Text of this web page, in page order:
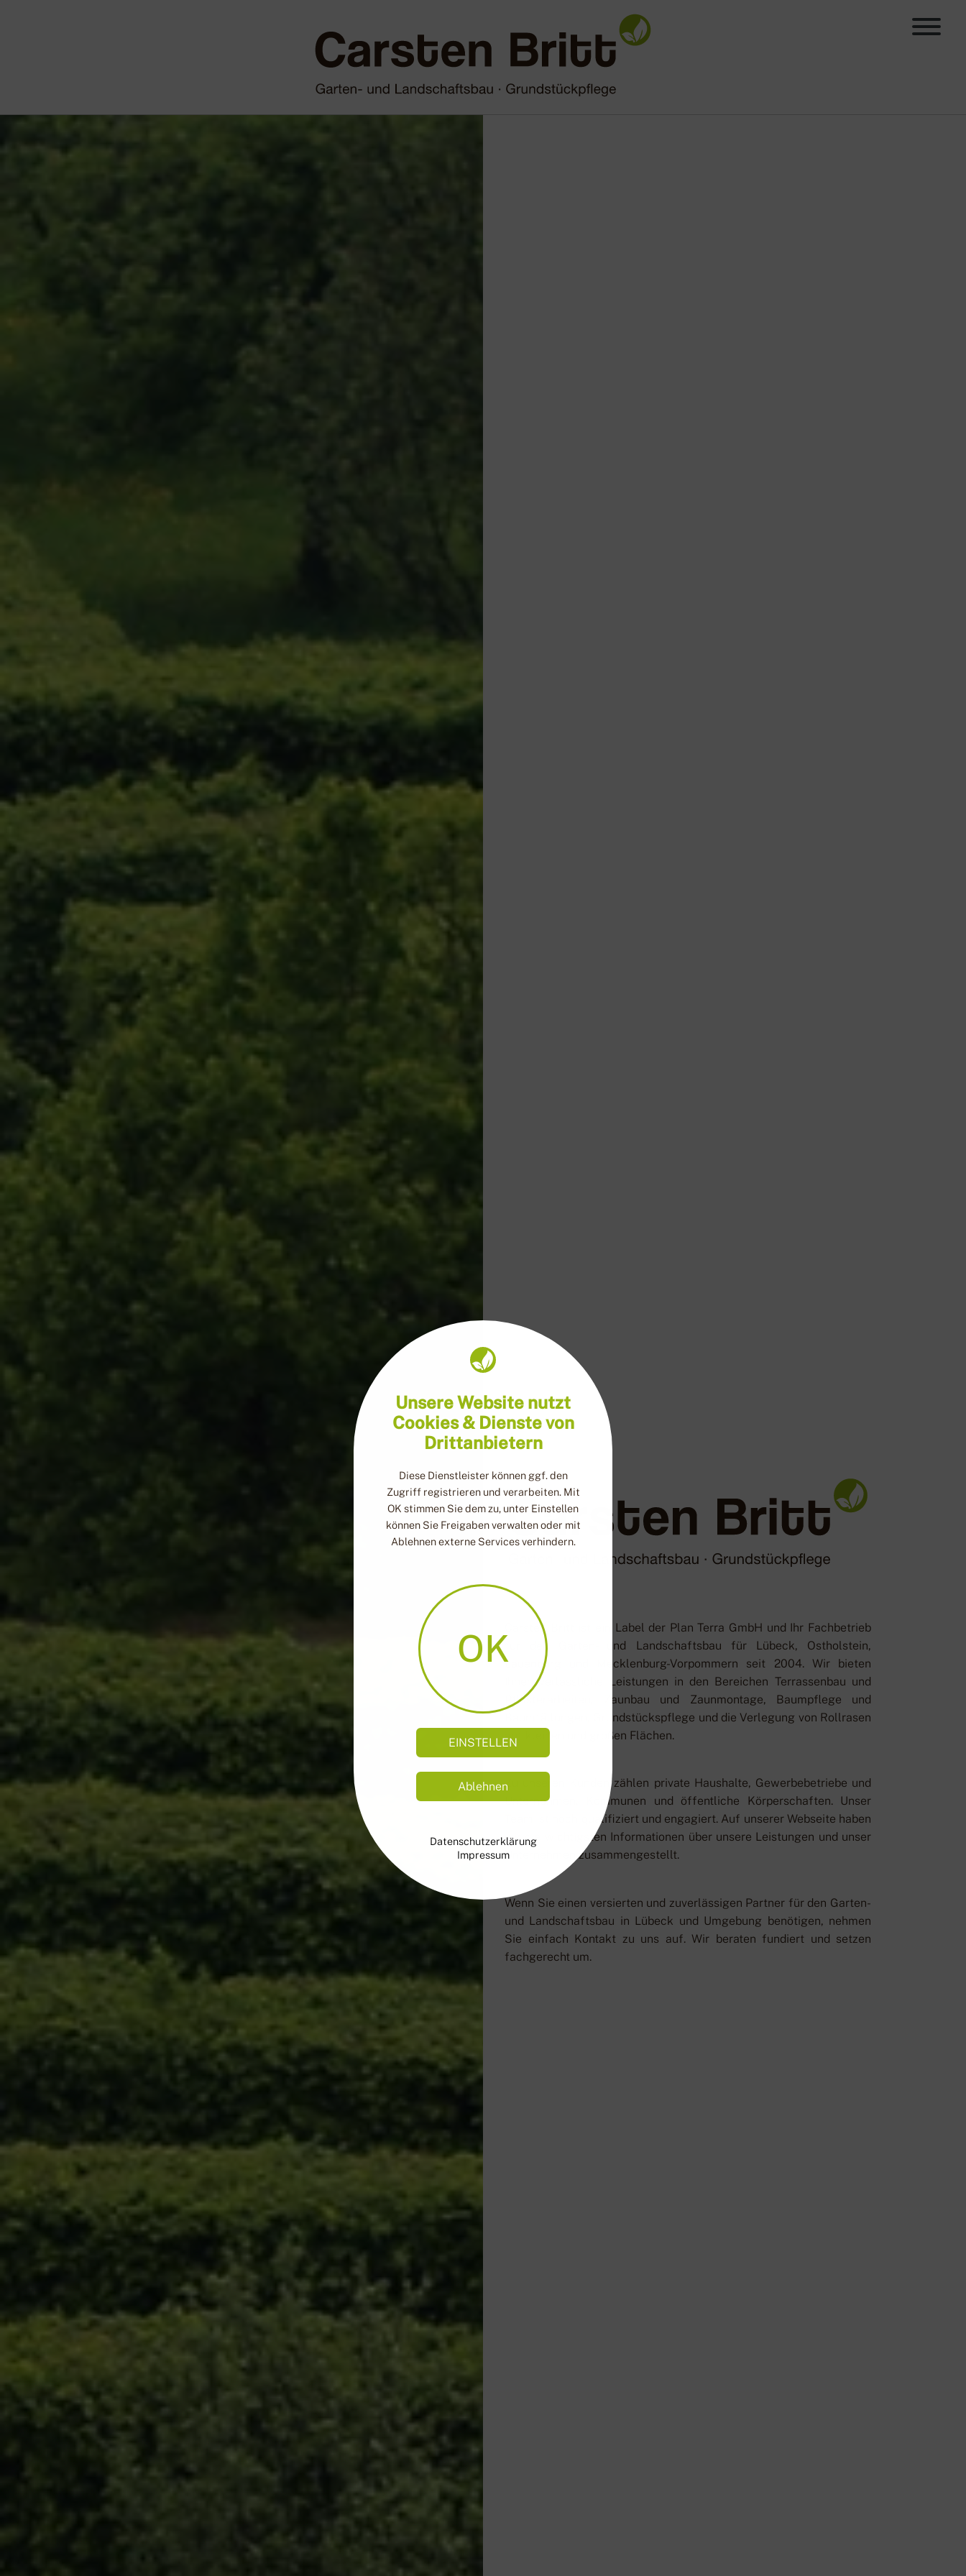
Carsten Britt ist ein Label der Plan Terra GmbH und Ihr Fachbetrieb
für den Garten- und Landschaftsbau für Lübeck, Ostholstein,
Lauenburg und Mecklenburg-Vorpommern seit 2004. Wir bieten
Ihnen verlässliche Leistungen in den Bereichen Terrassenbau und
Pflasterarbeiten, Zaunbau und Zaunmontage, Baumpflege und
Baumfällungen, Grundstückspflege und die Verlegung von Rollrasen
auf kleinen und großen Flächen.
Zu unseren Kunden zählen private Haushalte, Gewerbebetriebe und
Unternehmen, Kommunen und öffentliche Körperschaften. Unser
Team ist hoch qualifiziert und engagiert. Auf unserer Webseite haben
wir die wichtigsten Informationen über unsere Leistungen und unser
Unternehmen zusammengestellt.
Wenn Sie einen versierten und zuverlässigen Partner für den Garten-
und Landschaftsbau in Lübeck und Umgebung benötigen, nehmen
Sie einfach Kontakt zu uns auf. Wir beraten fundiert und setzen
fachgerecht um.
Unsere Website nutzt
Cookies & Dienste von
Drittanbietern
Diese Dienstleister können ggf. den
Zugriff registrieren und verarbeiten. Mit
OK stimmen Sie dem zu, unter Einstellen
können Sie Freigaben verwalten oder mit
Ablehnen externe Services verhindern.
OK
EINSTELLEN
Ablehnen
Datenschutzerklärung
Impressum